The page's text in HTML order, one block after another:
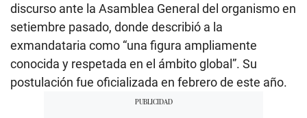
discurso ante la Asamblea General del organismo en
setiembre pasado, donde describió a la
exmandataria como “una figura ampliamente
conocida y respetada en el ámbito global”. Su
postulación fue oficializada en febrero de este año.